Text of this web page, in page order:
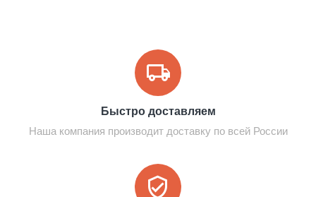
Быстро доставляем
Наша компания производит доставку по всей России